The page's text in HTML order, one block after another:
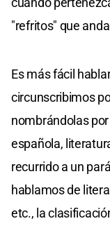
"refritos" que
Es más fácil
circunscribimos
nombrándolas
española,
recurrido a un
hablamos de
etc., la